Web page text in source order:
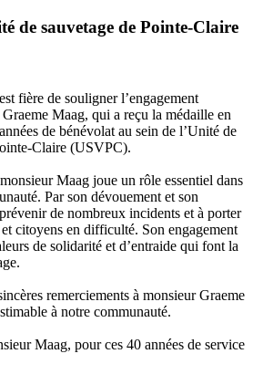
de sauvetage de Pointe-Claire
fière de souligner l’engagement
Maag, qui a reçu la médaille en
de bénévolat au sein de l’Unité de
Claire (USVPC).
Maag joue un rôle essentiel dans
Par son dévouement et son
de nombreux incidents et à porter
citoyens en difficulté. Son engagement
de solidarité et d’entraide qui font la
remerciements à monsieur Graeme
à notre communauté.
Maag, pour ces 40 années de service